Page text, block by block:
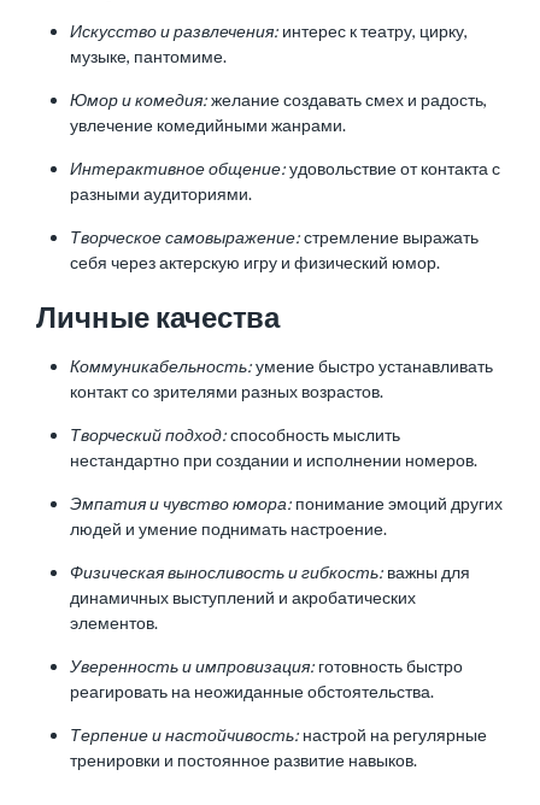
Искусство и развлечения: интерес к театру, цирку,
музыке, пантомиме.
Юмор и комедия:желание создавать смех и радость,
увлечение комедийными жанрами.
Интерактивное общение:удовольствие от контакта с
разными аудиториями.
Творческое самовыражение:стремление выражать
себя через актерскую игру и физический юмор.
Личные качества
Коммуникабельность:умение быстро устанавливать
контакт со зрителями разных возрастов.
Творческий подход:способность мыслить
нестандартно при создании и исполнении номеров.
Эмпатия и чувство юмора: понимание эмоций других
людей и умение поднимать настроение.
Физическая выносливость и гибкость: важны для
динамичных выступлений и акробатических
элементов.
Уверенность и импровизация: готовность быстро
реагировать на неожиданные обстоятельства.
Терпение и настойчивость: настрой на регулярные
тренировки и постоянное развитие навыков.